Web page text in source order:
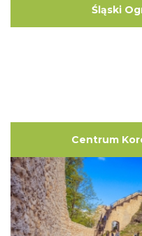
Śląski
Centrum